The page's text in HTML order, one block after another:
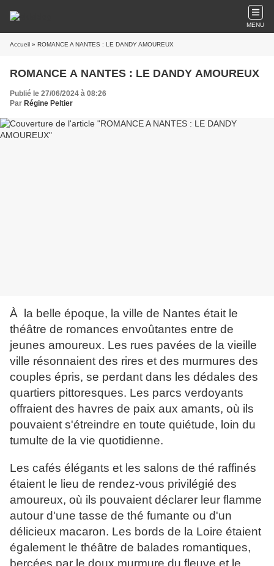
MENU
Accueil » ROMANCE A NANTES : LE DANDY AMOUREUX
ROMANCE A NANTES : LE DANDY AMOUREUX
Publié le 27/06/2024 à 08:26
Par Régine Peltier
À la belle époque, la ville de Nantes était le
théâtre de romances envoûtantes entre de
jeunes amoureux. Les rues pavées de la vieille
ville résonnaient des rires et des murmures des
couples épris, se perdant dans les dédales des
quartiers pittoresques. Les parcs verdoyants
offraient des havres de paix aux amants, où ils
pouvaient s'étreindre en toute quiétude, loin du
tumulte de la vie quotidienne.
Les cafés élégants et les salons de thé raffinés
étaient le lieu de rendez-vous privilégié des
amoureux, où ils pouvaient déclarer leur flamme
autour d'une tasse de thé fumante ou d'un
délicieux macaron. Les bords de la Loire étaient
également le théâtre de balades romantiques,
bercées par le doux murmure du fleuve et le